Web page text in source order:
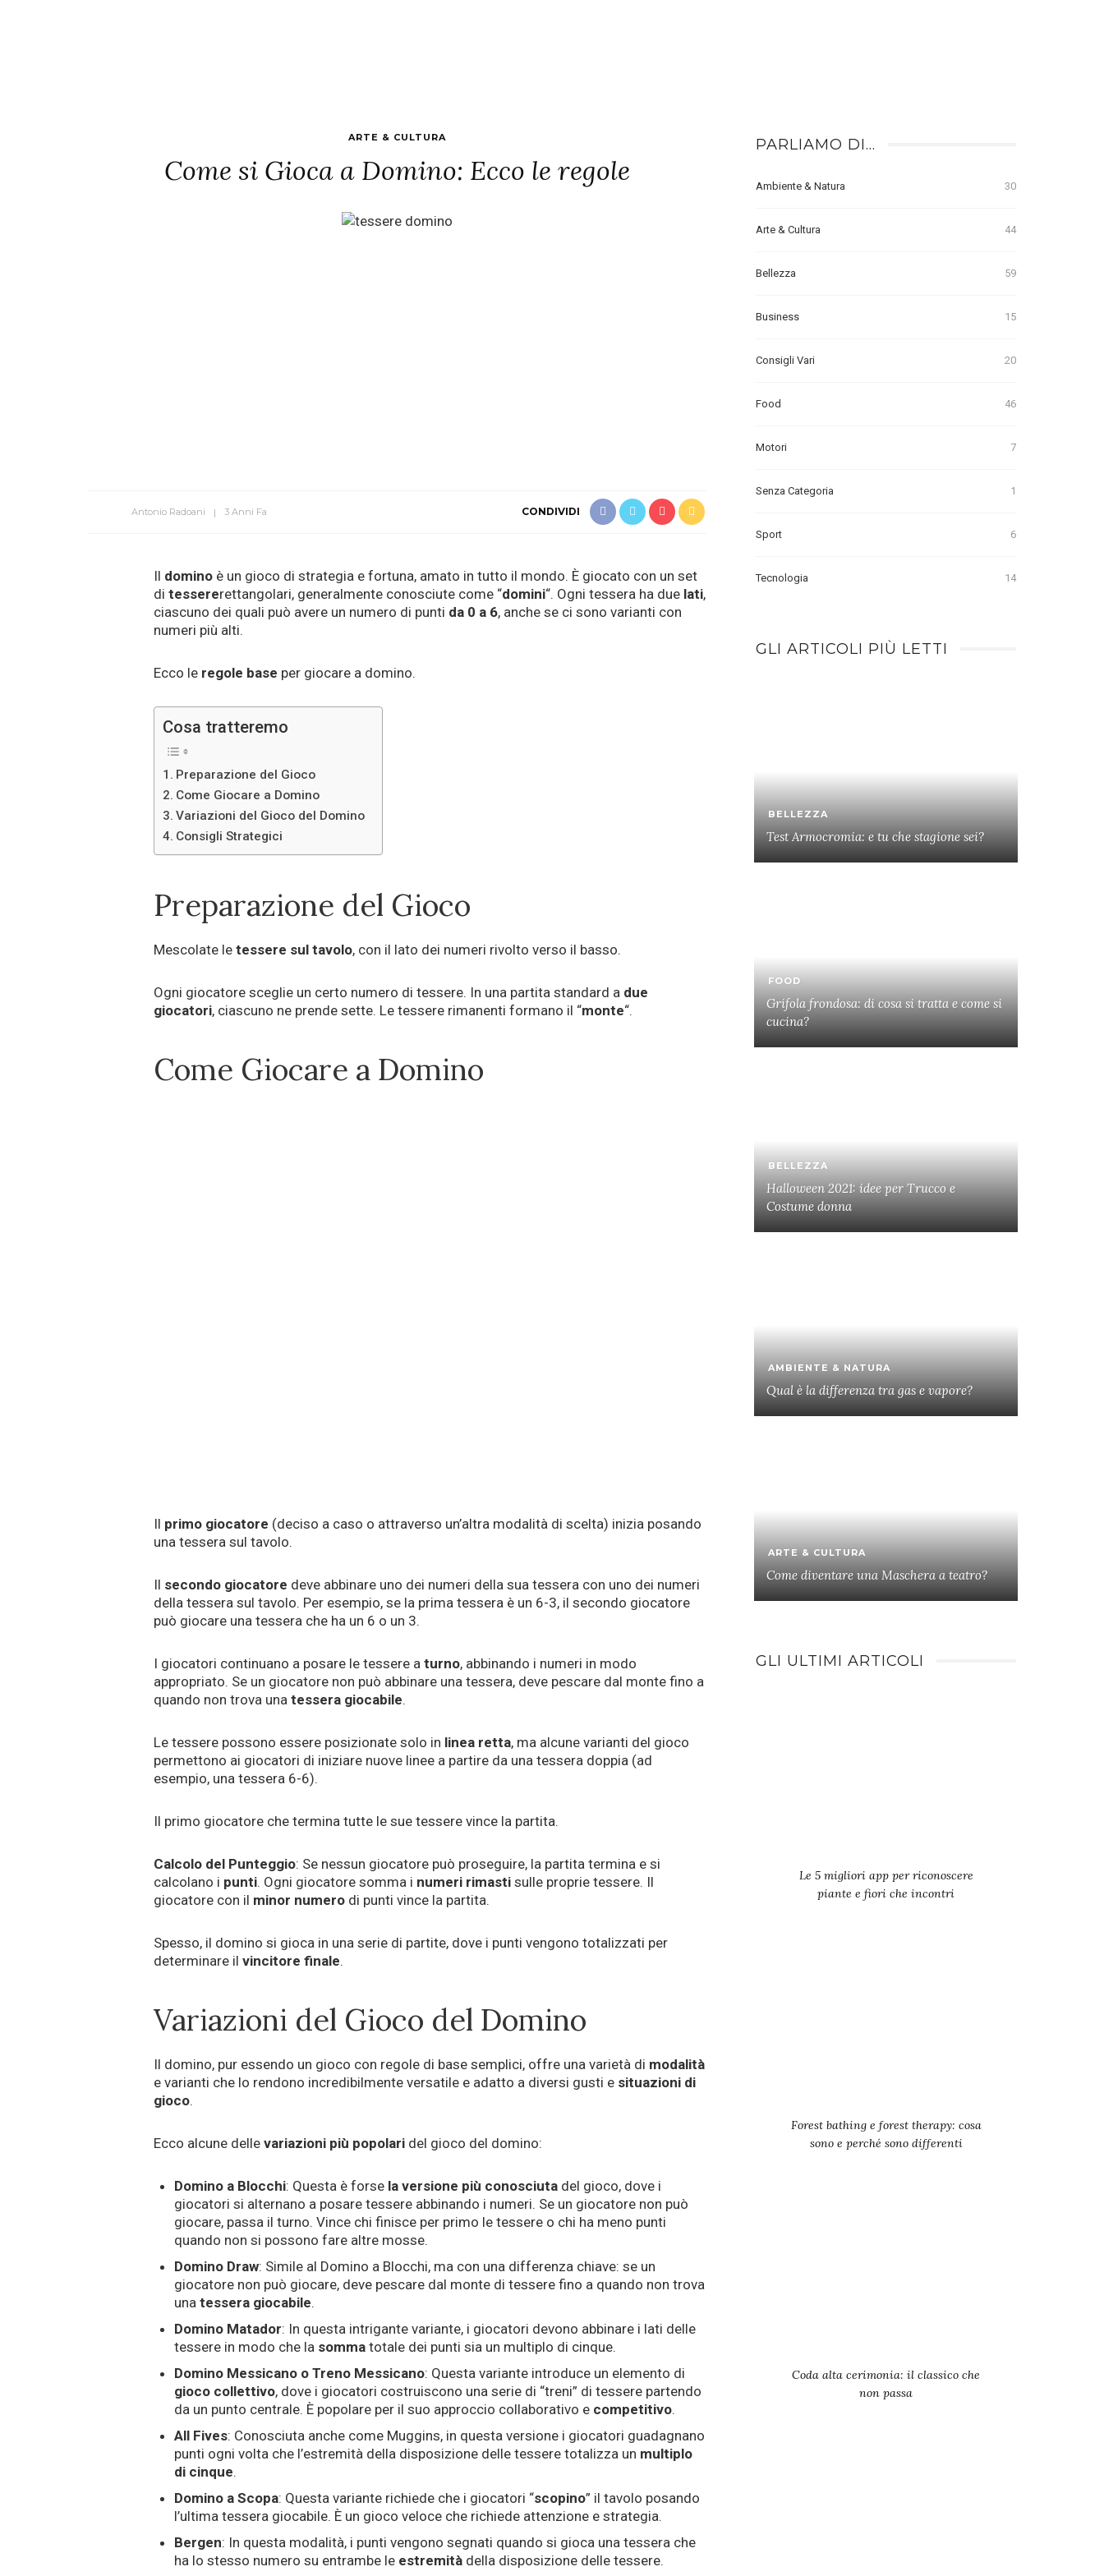
ARTE & CULTURA
Come si Gioca a Domino: Ecco le regole
Antonio Radoani 3 Anni Fa CONDIVIDI
Il domino è un gioco di strategia e fortuna, amato in tutto il mondo. È giocato con un set
di tessererettangolari, generalmente conosciute come “domini“. Ogni tessera ha due lati,
ciascuno dei quali può avere un numero di punti da 0 a 6, anche se ci sono varianti con
numeri più alti.
Ecco le regole base per giocare a domino.
Cosa tratteremo
Preparazione del Gioco
Come Giocare a Domino
Variazioni del Gioco del Domino
Consigli Strategici
Preparazione del Gioco
Mescolate le tessere sul tavolo, con il lato dei numeri rivolto verso il basso.
Ogni giocatore sceglie un certo numero di tessere. In una partita standard a due
giocatori, ciascuno ne prende sette. Le tessere rimanenti formano il “monte“.
Come Giocare a Domino
Il primo giocatore (deciso a caso o attraverso un’altra modalità di scelta) inizia posando
una tessera sul tavolo.
Il secondo giocatore deve abbinare uno dei numeri della sua tessera con uno dei numeri
della tessera sul tavolo. Per esempio, se la prima tessera è un 6-3, il secondo giocatore
può giocare una tessera che ha un 6 o un 3.
I giocatori continuano a posare le tessere a turno, abbinando i numeri in modo
appropriato. Se un giocatore non può abbinare una tessera, deve pescare dal monte fino a
quando non trova una tessera giocabile.
Le tessere possono essere posizionate solo in linea retta, ma alcune varianti del gioco
permettono ai giocatori di iniziare nuove linee a partire da una tessera doppia (ad
esempio, una tessera 6-6).
Il primo giocatore che termina tutte le sue tessere vince la partita.
Calcolo del Punteggio: Se nessun giocatore può proseguire, la partita termina e si
calcolano i punti. Ogni giocatore somma i numeri rimasti sulle proprie tessere. Il
giocatore con il minor numero di punti vince la partita.
Spesso, il domino si gioca in una serie di partite, dove i punti vengono totalizzati per
determinare il vincitore finale.
Variazioni del Gioco del Domino
Il domino, pur essendo un gioco con regole di base semplici, offre una varietà di modalità
e varianti che lo rendono incredibilmente versatile e adatto a diversi gusti e situazioni di
gioco.
Ecco alcune delle variazioni più popolari del gioco del domino:
Domino a Blocchi: Questa è forse la versione più conosciuta del gioco, dove i
giocatori si alternano a posare tessere abbinando i numeri. Se un giocatore non può
giocare, passa il turno. Vince chi finisce per primo le tessere o chi ha meno punti
quando non si possono fare altre mosse.
Domino Draw: Simile al Domino a Blocchi, ma con una differenza chiave: se un
giocatore non può giocare, deve pescare dal monte di tessere fino a quando non trova
una tessera giocabile.
Domino Matador: In questa intrigante variante, i giocatori devono abbinare i lati delle
tessere in modo che la somma totale dei punti sia un multiplo di cinque.
Domino Messicano o Treno Messicano: Questa variante introduce un elemento di
gioco collettivo, dove i giocatori costruiscono una serie di “treni” di tessere partendo
da un punto centrale. È popolare per il suo approccio collaborativo e competitivo.
All Fives: Conosciuta anche come Muggins, in questa versione i giocatori guadagnano
punti ogni volta che l’estremità della disposizione delle tessere totalizza un multiplo
di cinque.
Domino a Scopa: Questa variante richiede che i giocatori “scopino” il tavolo posando
l’ultima tessera giocabile. È un gioco veloce che richiede attenzione e strategia.
Bergen: In questa modalità, i punti vengono segnati quando si gioca una tessera che
ha lo stesso numero su entrambe le estremità della disposizione delle tessere.
PARLIAMO DI…
Ambiente & Natura 30
Arte & Cultura 44
Bellezza 59
Business 15
Consigli Vari 20
Food 46
Motori 7
Senza Categoria 1
Sport 6
Tecnologia 14
GLI ARTICOLI PIÙ LETTI
BELLEZZA
Test Armocromia: e tu che stagione sei?
FOOD
Grifola frondosa: di cosa si tratta e come si
cucina?
BELLEZZA
Halloween 2021: idee per Trucco e
Costume donna
AMBIENTE & NATURA
Qual è la differenza tra gas e vapore?
ARTE & CULTURA
Come diventare una Maschera a teatro?
GLI ULTIMI ARTICOLI
Le 5 migliori app per riconoscere
piante e fiori che incontri
Forest bathing e forest therapy: cosa
sono e perché sono differenti
Coda alta cerimonia: il classico che
non passa